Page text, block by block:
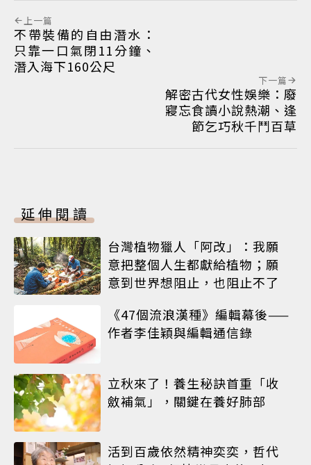
上一篇
不帶裝備的自由潛水：
只靠一口氣閉11分鐘、
潛入海下160公尺
下一篇
解密古代女性娛樂：廢
寢忘食讀小說熱潮、逢
節乞巧秋千鬥百草
延伸閱讀
台灣植物獵人「阿改」：我願
意把整個人生都獻給植物；願
意到世界想阻止，也阻止不了
《47個流浪漢種》編輯幕後——
作者李佳穎與編輯通信錄
立秋來了！養生秘訣首重「收
斂補氣」，關鍵在養好肺部
活到百歲依然精神奕奕，哲代